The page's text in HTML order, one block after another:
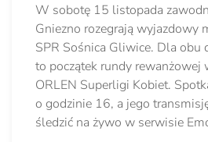
W sobotę 15 listopada
Gniezno rozegrają wyjazdowy
SPR Sośnica Gliwice. Dla obu
to początek rundy rewanżowej
ORLEN Superligi Kobiet.
o godzinie 16, a jego
śledzić na żywo w serwisie